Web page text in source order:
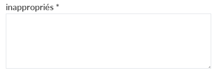
inappropriés *